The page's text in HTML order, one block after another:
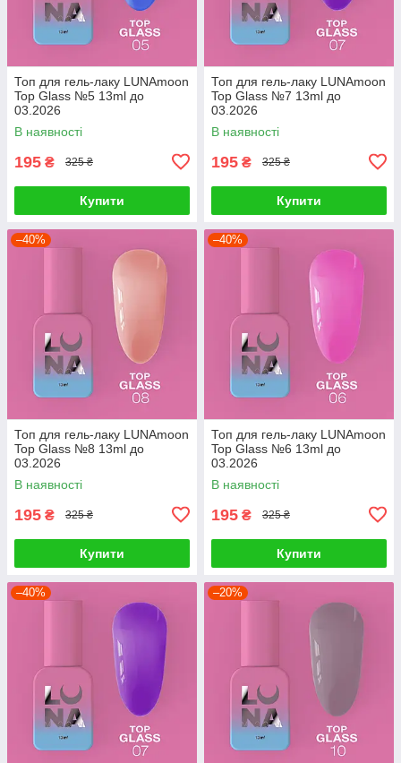
Топ для гель-лаку LUNAmoon
Top Glass №5 13ml до
03.2026
В наявності
195 ₴ 325 ₴
Купити
Топ для гель-лаку LUNAmoon
Top Glass №7 13ml до
03.2026
В наявності
195 ₴ 325 ₴
Купити
–40%
Топ для гель-лаку LUNAmoon
Top Glass №8 13ml до
03.2026
В наявності
195 ₴ 325 ₴
Купити
–40%
Топ для гель-лаку LUNAmoon
Top Glass №6 13ml до
03.2026
В наявності
195 ₴ 325 ₴
Купити
–40% –20%